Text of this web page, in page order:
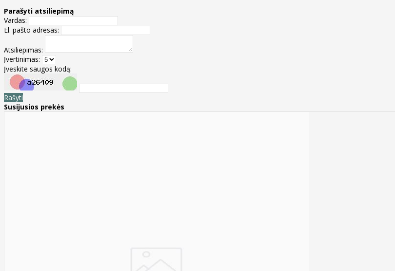
Parašyti atsiliepimą
Vardas:
El. pašto adresas:
Atsiliepimas:
Įvertinimas:
Įveskite saugos kodą:
Rašyti
Susijusios prekės